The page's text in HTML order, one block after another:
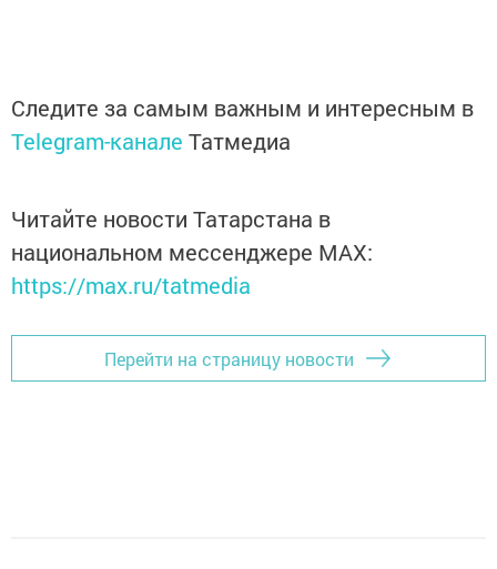
Следите за самым важным и интересным в
Telegram-канале Татмедиа
Читайте новости Татарстана в
национальном мессенджере MАХ:
https://max.ru/tatmedia
Перейти на страницу новости